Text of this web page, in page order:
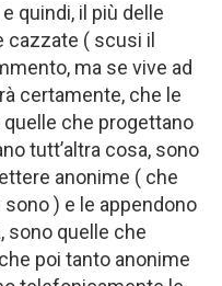
quindi, il più delle
cazzate ( scusi il
ma se vive ad
certamente, che le
che progettano
tutt’altra cosa, sono
anonime ( che
) e le appendono
sono quelle che
poi tanto anonime